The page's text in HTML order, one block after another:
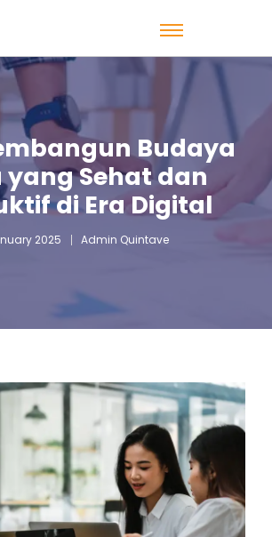
Budaya
yang Sehat dan
di Era Digital
2025 Admin Quintave